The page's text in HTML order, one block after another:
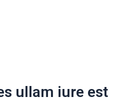
ullam iure est